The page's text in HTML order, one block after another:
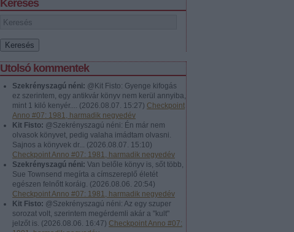
Keresés
Utolsó kommentek
Szekrényszagú néni: @Kit Fisto: Gyenge kifogás
ez szerintem, egy antikvár könyv nem kerül annyiba,
mint 1 kiló kenyér.... (2026.08.07. 15:27) Checkpoint
Anno #07: 1981, harmadik negyedév
Kit Fisto: @Szekrényszagú néni: Én már nem
olvasok könyvet, pedig valaha imádtam olvasni.
Sajnos a könyvek dr... (2026.08.07. 15:10)
Checkpoint Anno #07: 1981, harmadik negyedév
Szekrényszagú néni: Van belőle könyv is, sőt több,
Sue Townsend megírta a címszereplő életét
egészen felnőtt koráig. (2026.08.06. 20:54)
Checkpoint Anno #07: 1981, harmadik negyedév
Kit Fisto: @Szekrényszagú néni: Az egy szuper
sorozat volt, szerintem megérdemli akár a "kult"
jelzőt is. (2026.08.06. 16:47) Checkpoint Anno #07: